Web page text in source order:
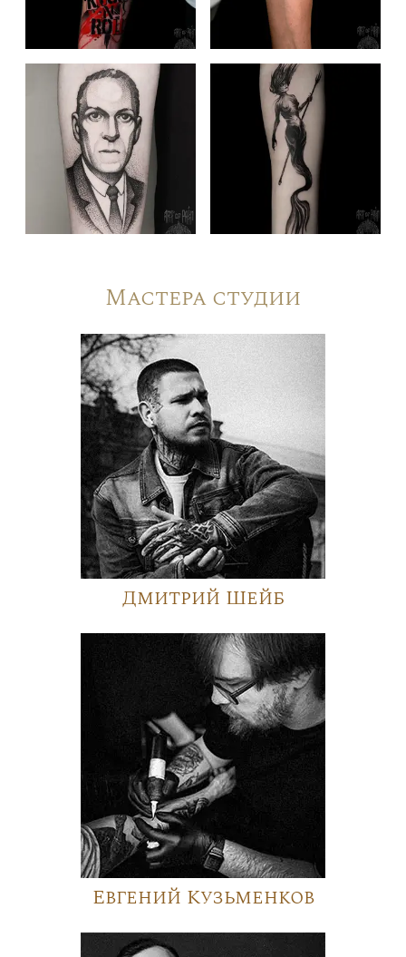
Мастера студии
Дмитрий Шейб
Евгений Кузьменков